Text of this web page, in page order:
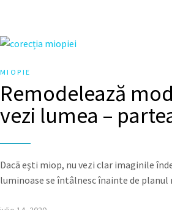
MIOPIE
Remodelează
vezi lumea –
Dacã eşti miop, nu vezi clar imaginile
luminoase se întâlnesc înainte de planul